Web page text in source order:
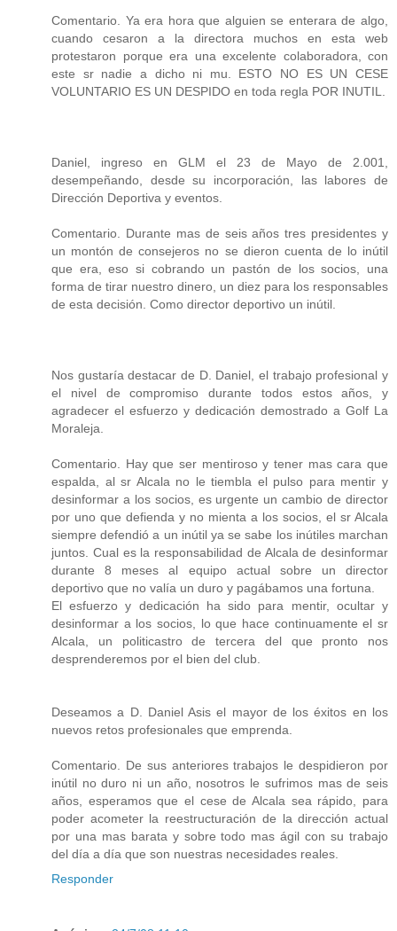
Comentario. Ya era hora que alguien se enterara de algo,
cuando cesaron a la directora muchos en esta web
protestaron porque era una excelente colaboradora, con
este sr nadie a dicho ni mu. ESTO NO ES UN CESE
VOLUNTARIO ES UN DESPIDO en toda regla POR INUTIL.
Daniel, ingreso en GLM el 23 de Mayo de 2.001,
desempeñando, desde su incorporación, las labores de
Dirección Deportiva y eventos.
Comentario. Durante mas de seis años tres presidentes y
un montón de consejeros no se dieron cuenta de lo inútil
que era, eso si cobrando un pastón de los socios, una
forma de tirar nuestro dinero, un diez para los responsables
de esta decisión. Como director deportivo un inútil.
Nos gustaría destacar de D. Daniel, el trabajo profesional y
el nivel de compromiso durante todos estos años, y
agradecer el esfuerzo y dedicación demostrado a Golf La
Moraleja.
Comentario. Hay que ser mentiroso y tener mas cara que
espalda, al sr Alcala no le tiembla el pulso para mentir y
desinformar a los socios, es urgente un cambio de director
por uno que defienda y no mienta a los socios, el sr Alcala
siempre defendió a un inútil ya se sabe los inútiles marchan
juntos. Cual es la responsabilidad de Alcala de desinformar
durante 8 meses al equipo actual sobre un director
deportivo que no valía un duro y pagábamos una fortuna.
El esfuerzo y dedicación ha sido para mentir, ocultar y
desinformar a los socios, lo que hace continuamente el sr
Alcala, un politicastro de tercera del que pronto nos
desprenderemos por el bien del club.
Deseamos a D. Daniel Asis el mayor de los éxitos en los
nuevos retos profesionales que emprenda.
Comentario. De sus anteriores trabajos le despidieron por
inútil no duro ni un año, nosotros le sufrimos mas de seis
años, esperamos que el cese de Alcala sea rápido, para
poder acometer la reestructuración de la dirección actual
por una mas barata y sobre todo mas ágil con su trabajo
del día a día que son nuestras necesidades reales.
Responder